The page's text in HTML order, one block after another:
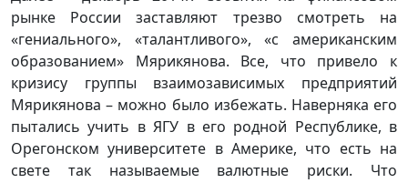
рынке России заставляют трезво смотреть на
«гениального», «талантливого», «с американским
образованием» Мярикянова. Все, что привело к
кризису группы взаимозависимых предприятий
Мярикянова – можно было избежать. Наверняка его
пытались учить в ЯГУ в его родной Республике, в
Орегонском университете в Америке, что есть на
свете так называемые валютные риски. Что